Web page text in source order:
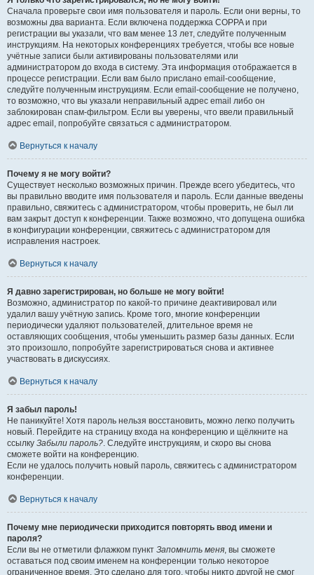
Сначала проверьте свои имя пользователя и пароль. Если они верны, то
возможны два варианта. Если включена поддержка COPPA и при
регистрации вы указали, что вам менее 13 лет, следуйте полученным
инструкциям. На некоторых конференциях требуется, чтобы все новые
учётные записи были активированы пользователями или
администратором до входа в систему. Эта информация отображается в
процессе регистрации. Если вам было прислано email-сообщение,
следуйте полученным инструкциям. Если email-сообщение не получено,
то возможно, что вы указали неправильный адрес email либо он
заблокирован спам-фильтром. Если вы уверены, что ввели правильный
адрес email, попробуйте связаться с администратором.
Вернуться к началу
Почему я не могу войти?
Существует несколько возможных причин. Прежде всего убедитесь, что
вы правильно вводите имя пользователя и пароль. Если данные введены
правильно, свяжитесь с администратором, чтобы проверить, не был ли
вам закрыт доступ к конференции. Также возможно, что допущена ошибка
в конфигурации конференции, свяжитесь с администратором для
исправления настроек.
Вернуться к началу
Я давно зарегистрирован, но больше не могу войти!
Возможно, администратор по какой-то причине деактивировал или
удалил вашу учётную запись. Кроме того, многие конференции
периодически удаляют пользователей, длительное время не
оставляющих сообщения, чтобы уменьшить размер базы данных. Если
это произошло, попробуйте зарегистрироваться снова и активнее
участвовать в дискуссиях.
Вернуться к началу
Я забыл пароль!
Не паникуйте! Хотя пароль нельзя восстановить, можно легко получить
новый. Перейдите на страницу входа на конференцию и щёлкните на
ссылку Забыли пароль?. Следуйте инструкциям, и скоро вы снова
сможете войти на конференцию.
Если не удалось получить новый пароль, свяжитесь с администратором
конференции.
Вернуться к началу
Почему мне периодически приходится повторять ввод имени и
пароля?
Если вы не отметили флажком пункт Запомнить меня, вы сможете
оставаться под своим именем на конференции только некоторое
ограниченное время. Это сделано для того, чтобы никто другой не смог